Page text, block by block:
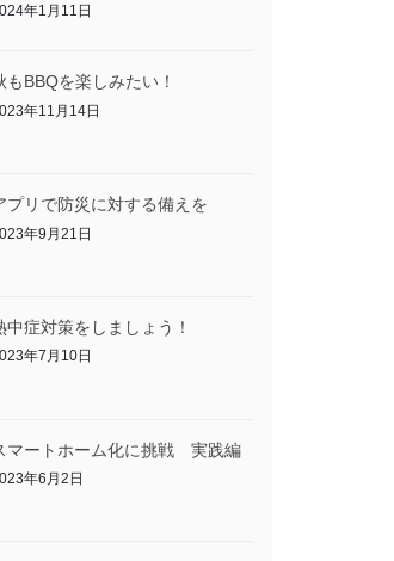
年1月11日
もBBQを楽しみたい！
年11月14日
プリで防災に対する備えを
年9月21日
中症対策をしましょう！
年7月10日
マートホーム化に挑戦 実践編
年6月2日